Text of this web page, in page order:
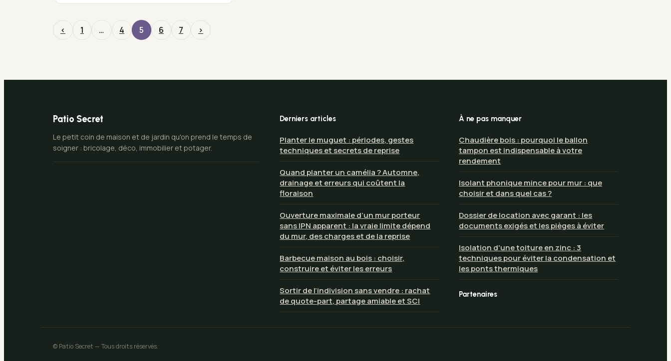
‹ 1 … 4 5 6 7 ›
Patio Secret
Le petit coin de maison et de jardin qu'on prend le temps de
soigner : bricolage, déco, immobilier et potager.
Derniers articles
Planter le muguet : périodes, gestes
techniques et secrets de reprise
Quand planter un camélia ? Automne,
drainage et erreurs qui coûtent la
floraison
Ouverture maximale d’un mur porteur
sans IPN apparent : la vraie limite dépend
du mur, des charges et de la reprise
Barbecue maison au bois : choisir,
construire et éviter les erreurs
Sortir de l’indivision sans vendre : rachat
de quote-part, partage amiable et SCI
À ne pas manquer
Chaudière bois : pourquoi le ballon
tampon est indispensable à votre
rendement
Isolant phonique mince pour mur : que
choisir et dans quel cas ?
Dossier de location avec garant : les
documents exigés et les pièges à éviter
Isolation d'une toiture en zinc : 3
techniques pour éviter la condensation et
les ponts thermiques
Partenaires
© Patio Secret — Tous droits réservés.